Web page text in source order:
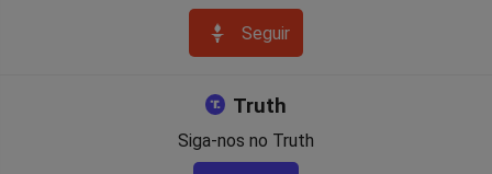
Seguir
Truth
Siga-nos no Truth